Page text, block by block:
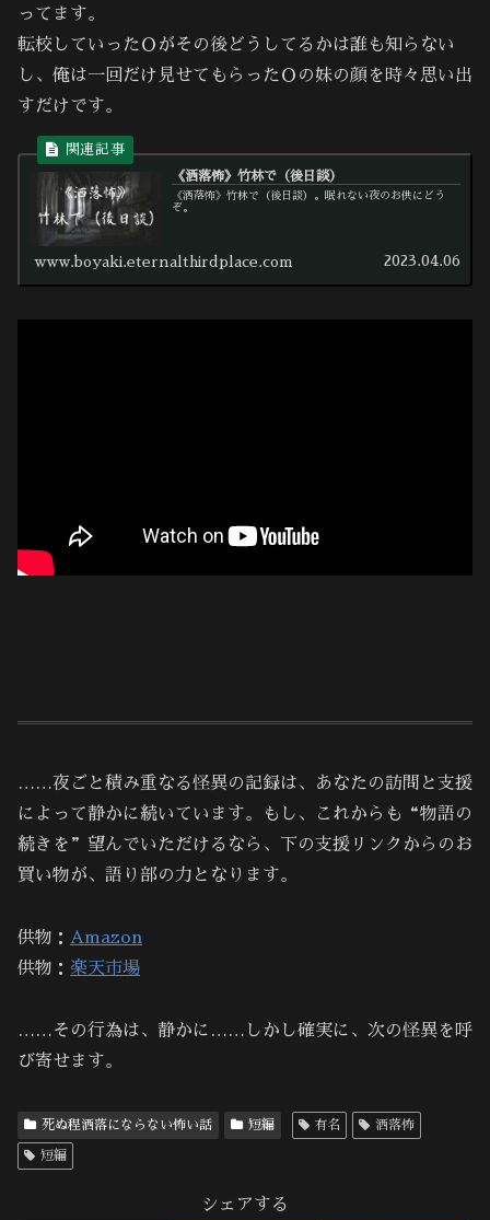
ってます。
転校していったＯがその後どうしてるかは誰も知らない
し、俺は一回だけ見せてもらったＯの妹の顔を時々思い出
すだけです。
《洒落怖》竹林で（後日談）
《洒落怖》竹林で（後日談）。眠れない夜のお供にどう
ぞ。
www.boyaki.eternalthirdplace.com 2023.04.06
……夜ごと積み重なる怪異の記録は、あなたの訪問と支援
によって静かに続いています。もし、これからも“物語の
続きを”望んでいただけるなら、下の支援リンクからのお
買い物が、語り部の力となります。
供物： Amazon
供物： 楽天市場
……その行為は、静かに……しかし確実に、次の怪異を呼
び寄せます。
死ぬ程洒落にならない怖い話 短編 有名 洒落怖
短編
シェアする